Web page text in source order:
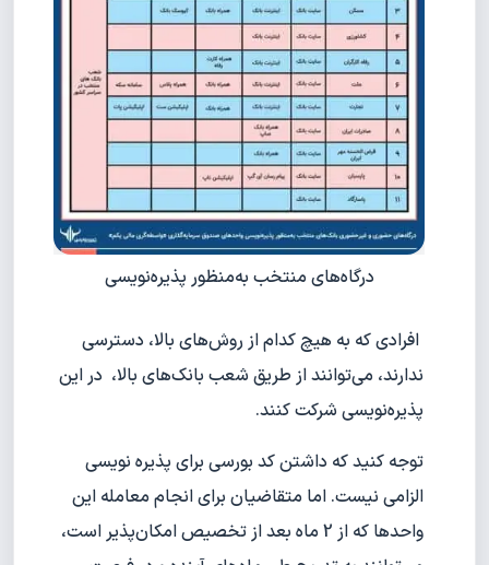
درگاه‌های منتخب به‌منظور پذیره‌نویسی
افرادی که به هیچ کدام از روش‌های بالا، دسترسی
ندارند، می‌توانند از طریق شعب بانک‌های بالا، در این
پذیره‌نویسی شرکت کنند.
توجه کنید که داشتن کد بورسی برای پذیره ‏نویسی
الزامی نیست. اما متقاضیان برای انجام معامله این
واحدها که از 2 ماه بعد از تخصیص امکان‏‌پذیر است،